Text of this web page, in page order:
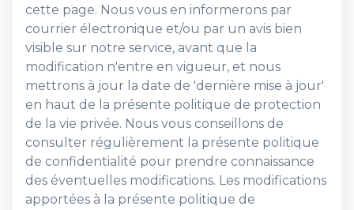
cette page. Nous vous en informerons par
courrier électronique et/ou par un avis bien
visible sur notre service, avant que la
modification n'entre en vigueur, et nous
mettrons à jour la date de 'dernière mise à jour'
en haut de la présente politique de protection
de la vie privée. Nous vous conseillons de
consulter régulièrement la présente politique
de confidentialité pour prendre connaissance
des éventuelles modifications. Les modifications
apportées à la présente politique de